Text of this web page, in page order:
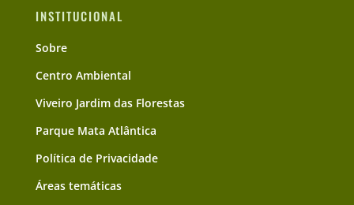
INSTITUCIONAL
Sobre
Centro Ambiental
Viveiro Jardim das Florestas
Parque Mata Atlântica
Política de Privacidade
Áreas temáticas